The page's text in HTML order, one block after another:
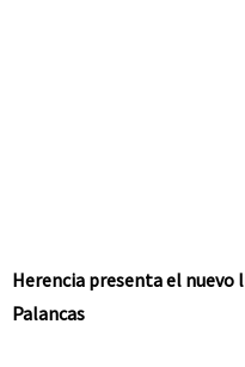
Herencia presenta el
Palancas